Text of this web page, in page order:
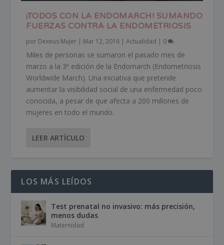
¡TODOS CON LA ENDOMARCH! SUMANDO
FUERZAS CONTRA LA ENDOMETRIOSIS
por Dexeus Mujer | Mar 12, 2016 |Actualidad | 0
Miles de personas se sumaron el pasado mes de
marzo a la 3ª edición de la Endomarch (Endometriosis
Worldwide March). Una iniciativa que pretende
aumentar la visibilidad social de una enfermedad poco
conocida, a pesar de que afecta a 200 millones de
mujeres en todo el mundo.
LEER ARTÍCULO
LOS MÁS LEÍDOS
Test prenatal no invasivo: más precisión,
menos dudas
Maternidad